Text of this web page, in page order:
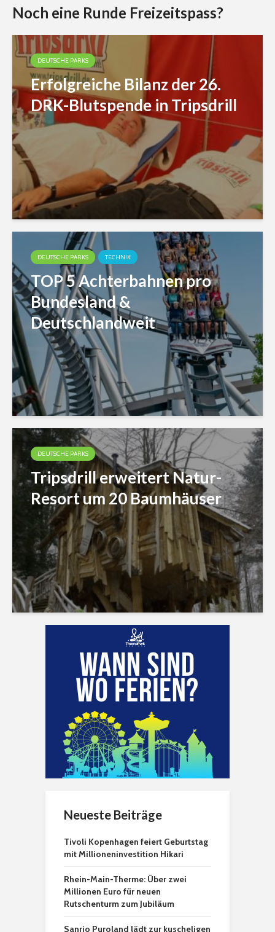
Noch eine Runde Freizeitspass?
DEUTSCHE PARKS
Erfolgreiche Bilanz der 26.
DRK-Blutspende in Tripsdrill
DEUTSCHE PARKS TECHNIK
TOP 5 Achterbahnen pro
Bundesland &
Deutschlandweit
DEUTSCHE PARKS
Tripsdrill erweitert Natur-
Resort um 20 Baumhäuser
Neueste Beiträge
Tivoli Kopenhagen feiert Geburtstag
mit Millioneninvestition Hikari
Rhein-Main-Therme: Über zwei
Millionen Euro für neuen
Rutschenturm zum Jubiläum
Sanrio Puroland lädt zur kuscheligen